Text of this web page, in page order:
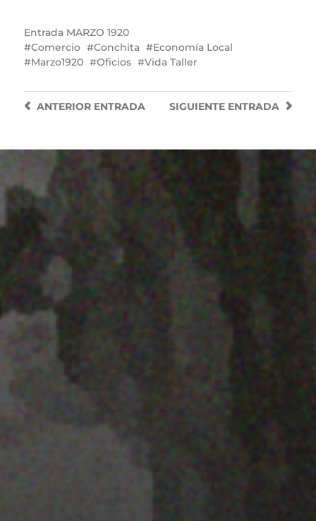
Entrada MARZO 1920
Comercio
Conchita
Economía Local
Marzo1920
Oficios Vida Taller
SIGUIENTE ENTRADA
ANTERIORENTRADA
22 ENERO 2020
GRAVITE FESTIVAL 2020